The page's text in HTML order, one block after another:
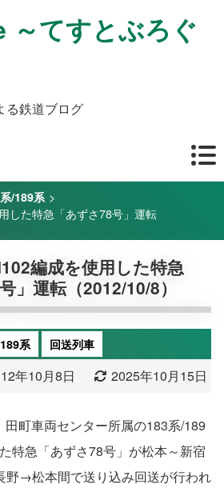
てすとぶろぐ
る鉄道ブログ
/189系 >
した特急「あずさ78号」運転
編成を使用した特急
」運転（2012/10/8）
系 回送列車
年10月8日 2025年10月15日
町車両センター所属の183系/189
特急「あずさ78号」が松本～新宿
野→松本間で送り込み回送が行われ